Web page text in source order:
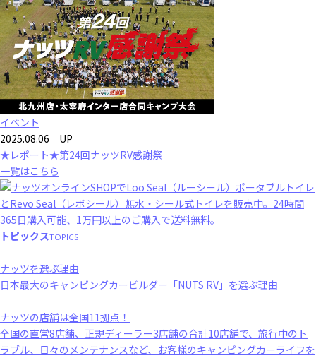
イベント
2025.08.06 UP
★レポート★第24回ナッツRV感謝祭
一覧はこちら
トピックスTOPICS
ナッツを選ぶ理由
日本最大のキャンピングカービルダー「NUTS RV」を選ぶ理由
ナッツの店舗は全国11拠点！
全国の直営8店舗、正規ディーラー3店舗の合計10店舗で、旅行中のト
ラブル、日々のメンテナンスなど、お客様のキャンピングカーライフを